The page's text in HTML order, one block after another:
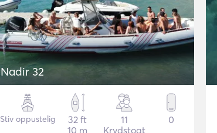
Nadir 32
Stiv oppustelig
32 ft
10 m
11
Krydstogt
0